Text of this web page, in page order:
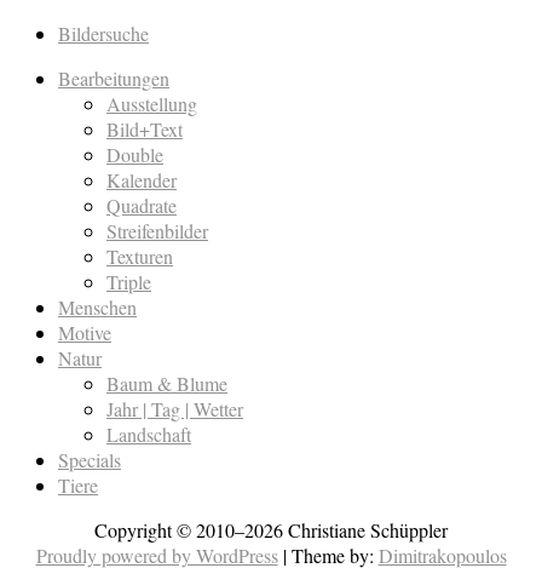
Bildersuche
Bearbeitungen
Ausstellung
Bild+Text
Double
Kalender
Quadrate
Streifenbilder
Texturen
Triple
Menschen
Motive
Natur
Baum & Blume
Jahr | Tag | Wetter
Landschaft
Specials
Tiere
Copyright © 2010–2026 Christiane Schüppler
Proudly powered by WordPress |Theme by: Dimitrakopoulos